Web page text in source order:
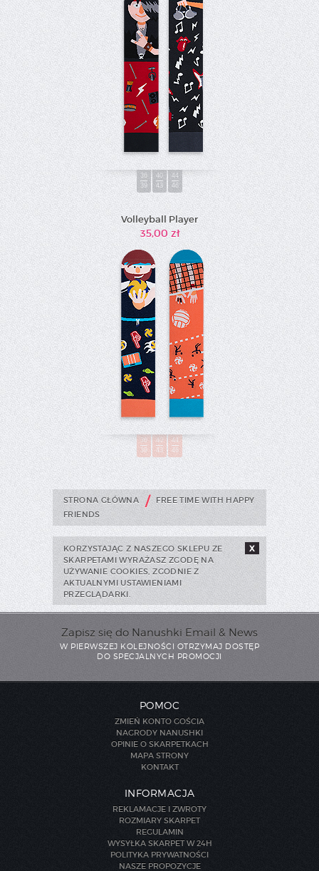
36
39
40
43
44
46
Volleyball Player
35,00 zł
36
39
40
43
44
46
STRONA GŁÓWNA /
FREE TIME WITH HAPPY
FRIENDS
KORZYSTAJĄC Z NASZEGO SKLEPU ZE
SKARPETAMI WYRAŻASZ ZGODĘ NA
UŻYWANIE COOKIES, ZGODNIE Z
AKTUALNYMI USTAWIENIAMI
PRZEGLĄDARKI.
X
Zapisz się do Nanushki Email & News
W PIERWSZEJ KOLEJNOŚCI OTRZYMAJ DOSTĘP
DO SPECJALNYCH PROMOCJI
POMOC
ZMIEŃ KONTO GOŚCIA
NAGRODY NANUSHKI
OPINIE O SKARPETKACH
MAPA STRONY
KONTAKT
INFORMACJA
REKLAMACJE I ZWROTY
ROZMIARY SKARPET
REGULAMIN
WYSYŁKA SKARPET W 24H
POLITYKA PRYWATNOŚCI
NASZE PROPOZYCJE